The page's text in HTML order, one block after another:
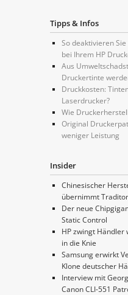
Tipps & Infos
So deaktivieren
bei Ihrem HP
Aus
Druckertinte
Druckkosten:
Laserdrucker?
Wie
Original
weniger Leistung
Insider
Chinesischer
übernimmt
Der neue
Static Control
HP zwingt Händler
in die Knie
Samsung erwirkt
Klone deutscher
Interview mit
Canon CLI-551